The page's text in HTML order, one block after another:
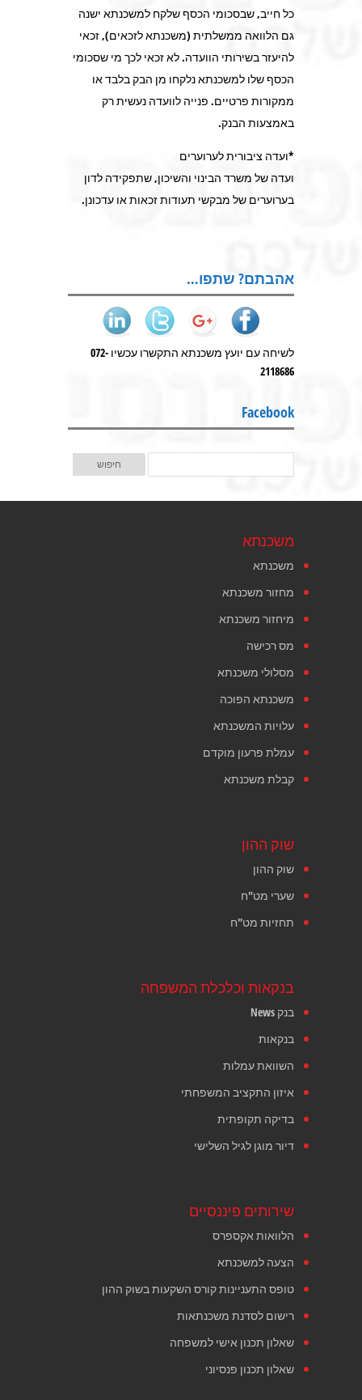
כל חייב, שבסכומי הכסף שלקח למשכנתא ישנה
גם הלוואה ממשלתית (משכנתא לזכאים), זכאי
להיעזר בשירותי הוועדה. לא זכאי לכך מי שסכומי
הכסף שלו למשכנתא נלקחו מן הבק בלבד או
ממקורות פרטיים. פנייה לוועדה נעשית רק
באמצעות הבנק.
*ועדה ציבורית לערוערים
ועדה של משרד הבינוי והשיכון, שתפקידה לדון
בערוערים של מבקשי תעודות זכאות או עדכונן.
אהבתם? שתפו…
לשיחה עם יועץ משכנתא התקשרו עכשיו 072-
2118686
Facebook
משכנתא
משכנתא
מחזור משכנתא
מיחזור משכנתא
מס רכישה
מסלולי משכנתא
משכנתא הפוכה
עלויות המשכנתא
עמלת פרעון מוקדם
קבלת משכנתא
שוק ההון
שוק ההון
שערי מט"ח
תחזיות מט"ח
בנקאות וכלכלת המשפחה
בנק News
בנקאות
השוואת עמלות
איזון התקציב המשפחתי
בדיקה תקופתית
דיור מוגן לגיל השלישי
שירותים פיננסיים
הלוואות אקספרס
הצעה למשכנתא
טופס התעניינות קורס השקעות בשוק ההון
רישום לסדנת משכנתאות
שאלון תכנון אישי למשפחה
שאלון תכנון פנסיוני